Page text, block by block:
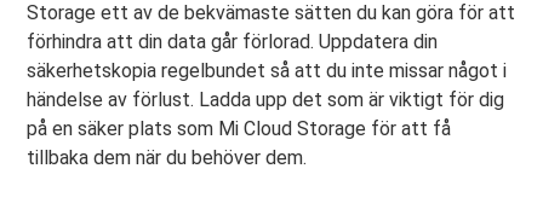
Storage ett av de bekvämaste sätten du kan göra för att
förhindra att din data går förlorad. Uppdatera din
säkerhetskopia regelbundet så att du inte missar något i
händelse av förlust. Ladda upp det som är viktigt för dig
på en säker plats som Mi Cloud Storage för att få
tillbaka dem när du behöver dem.